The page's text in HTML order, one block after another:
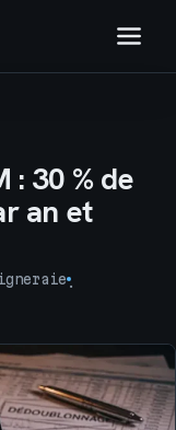
: 30 % de
an et
·